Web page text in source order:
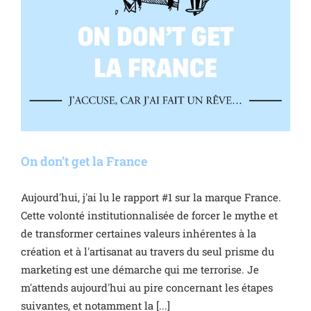
On don’t get la France
Aujourd'hui, j'ai lu le rapport #1 sur la marque France.
Cette volonté institutionnalisée de forcer le mythe et
de transformer certaines valeurs inhérentes à la
création et à l'artisanat au travers du seul prisme du
marketing est une démarche qui me terrorise. Je
m'attends aujourd'hui au pire concernant les étapes
suivantes, et notamment la [...]